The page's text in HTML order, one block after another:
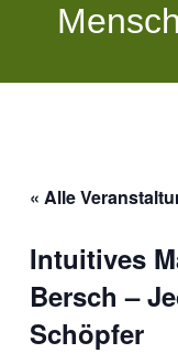
« Alle
Intuitives
Bersch –
Schöpfer